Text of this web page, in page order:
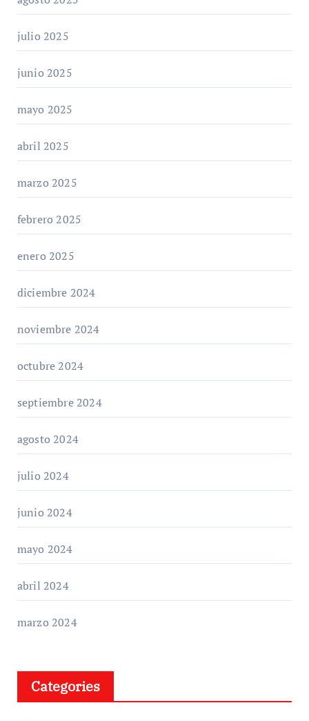
julio 2025
junio 2025
mayo 2025
abril 2025
marzo 2025
febrero 2025
enero 2025
diciembre 2024
noviembre 2024
octubre 2024
septiembre 2024
agosto 2024
julio 2024
junio 2024
mayo 2024
abril 2024
marzo 2024
Categories